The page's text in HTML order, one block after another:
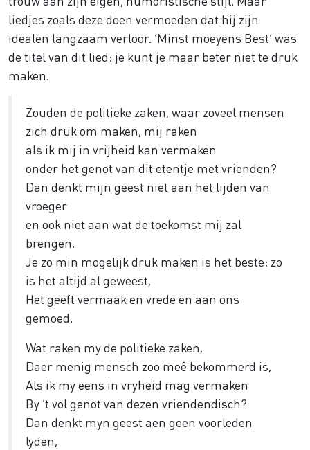
liedjes zoals deze doen vermoeden dat hij zijn
idealen langzaam verloor. ‘Minst moeyens Best’ was
de titel van dit lied: je kunt je maar beter niet te druk
maken.
Zouden de politieke zaken, waar zoveel mensen
zich druk om maken, mij raken
als ik mij in vrijheid kan vermaken
onder het genot van dit etentje met vrienden?
Dan denkt mijn geest niet aan het lijden van
vroeger
en ook niet aan wat de toekomst mij zal
brengen.
Je zo min mogelijk druk maken is het beste: zo
is het altijd al geweest,
Het geeft vermaak en vrede en aan ons
gemoed.
Wat raken my de politieke zaken,
Daer menig mensch zoo meê bekommerd is,
Als ik my eens in vryheid mag vermaken
By ’t vol genot van dezen vriendendisch?
Dan denkt myn geest aen geen voorleden
lyden,